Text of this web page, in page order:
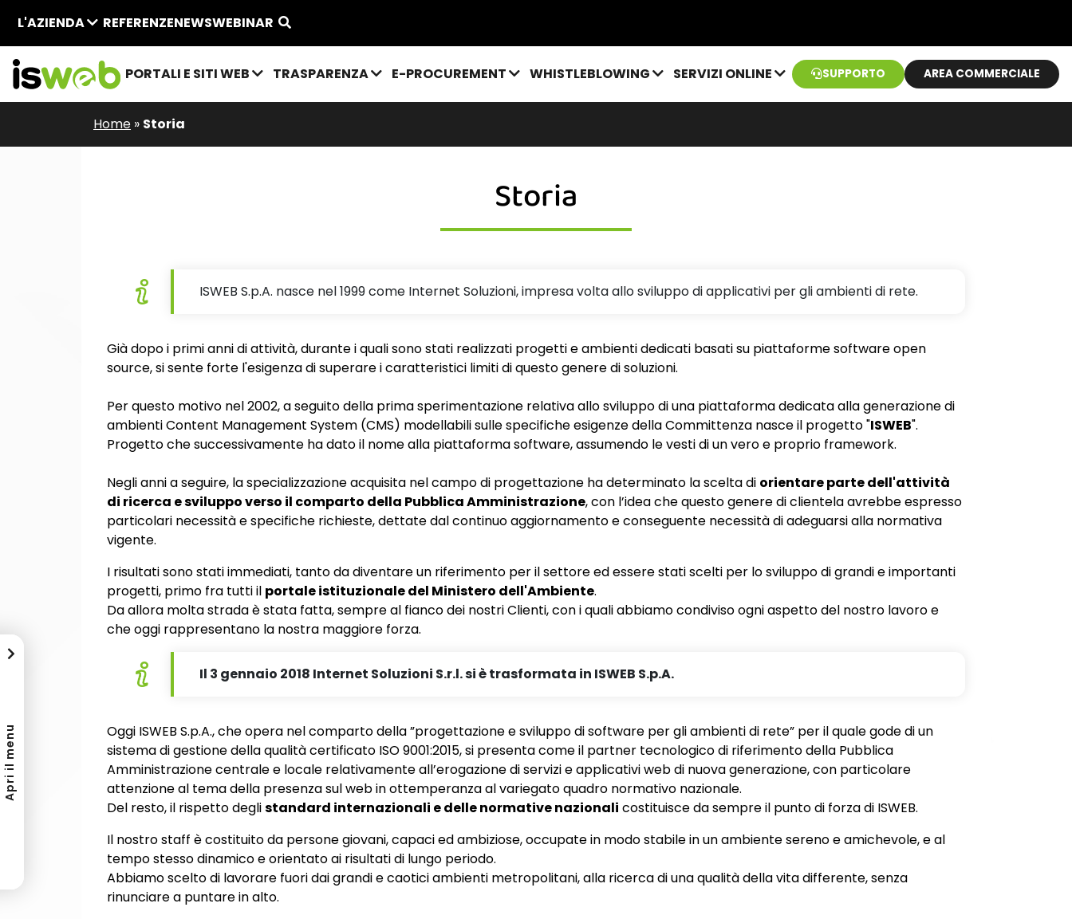
L'AZIENDA REFERENZENEWSWEBINAR
PORTALI E SITI WEB TRASPARENZA E-PROCUREMENT WHISTLEBLOWING SERVIZI ONLINE SUPPORTO AREA COMMERCIALE
Home » Storia
Storia
ISWEB S.p.A. nasce nel 1999 come Internet Soluzioni, impresa volta allo sviluppo di applicativi per gli ambienti di rete.
Già dopo i primi anni di attività, durante i quali sono stati realizzati progetti e ambienti dedicati basati su piattaforme software open
source, si sente forte l'esigenza di superare i caratteristici limiti di questo genere di soluzioni.
Per questo motivo nel 2002, a seguito della prima sperimentazione relativa allo sviluppo di una piattaforma dedicata alla generazione di
ambienti Content Management System (CMS) modellabili sulle specifiche esigenze della Committenza nasce il progetto "ISWEB".
Progetto che successivamente ha dato il nome alla piattaforma software, assumendo le vesti di un vero e proprio framework.
Negli anni a seguire, la specializzazione acquisita nel campo di progettazione ha determinato la scelta di orientare parte dell'attività
di ricerca e sviluppo verso il comparto della Pubblica Amministrazione, con l’idea che questo genere di clientela avrebbe espresso
particolari necessità e specifiche richieste, dettate dal continuo aggiornamento e conseguente necessità di adeguarsi alla normativa
vigente.
I risultati sono stati immediati, tanto da diventare un riferimento per il settore ed essere stati scelti per lo sviluppo di grandi e importanti
progetti, primo fra tutti il portale istituzionale del Ministero dell'Ambiente.
Da allora molta strada è stata fatta, sempre al fianco dei nostri Clienti, con i quali abbiamo condiviso ogni aspetto del nostro lavoro e
che oggi rappresentano la nostra maggiore forza.
Il 3 gennaio 2018 Internet Soluzioni S.r.l. si è trasformata in ISWEB S.p.A.
Oggi ISWEB S.p.A., che opera nel comparto della ”progettazione e sviluppo di software per gli ambienti di rete” per il quale gode di un
sistema di gestione della qualità certificato ISO 9001:2015, si presenta come il partner tecnologico di riferimento della Pubblica
Amministrazione centrale e locale relativamente all’erogazione di servizi e applicativi web di nuova generazione, con particolare
attenzione al tema della presenza sul web in ottemperanza al variegato quadro normativo nazionale.
Del resto, il rispetto deglistandard internazionali e delle normative nazionali costituisce da sempre il punto di forza di ISWEB.
Il nostro staff è costituito da persone giovani, capaci ed ambiziose, occupate in modo stabile in un ambiente sereno e amichevole, e al
tempo stesso dinamico e orientato ai risultati di lungo periodo.
Abbiamo scelto di lavorare fuori dai grandi e caotici ambienti metropolitani, alla ricerca di una qualità della vita differente, senza
rinunciare a puntare in alto.
Apri il menu